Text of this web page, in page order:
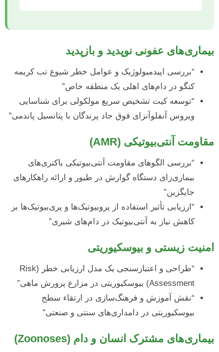
بیماری‌های عفونی نوپدید و بازپدید
“بررسی اپیدمیولوژیک و عوامل خطر شیوع تب کریمه
کنگو در دام‌های اهلی یک منطقه خاص”
“توسعه کیت تشخیص سریع مولکولی برای شناسایی
ویروس آنفلوآنزای فوق حاد پرندگان با پتانسیل پاندمی”
مقاومت آنتی‌بیوتیکی (AMR)
“بررسی الگوهای مقاومت آنتی‌بیوتیکی باکتری‌های
بیماری‌زای دستگاه گوارش در طیور و ارائه راهکارهای
جایگزین”
“ارزیابی تأثیر استفاده از پروبیوتیک‌ها و پری‌بیوتیک‌ها بر
کاهش نیاز به آنتی‌بیوتیک در دام‌های شیری”
امنیت زیستی و بیوسکیوریتی
“طراحی و اعتبارسنجی یک مدل ارزیابی خطر (Risk
Assessment) بیوسکیوریتی در مزارع پرورش ماهی”
“نقش آموزش و فرهنگ‌سازی در ارتقاء سطح
بیوسکیوریتی در دامداری‌های سنتی و صنعتی”
بیماری‌های مشترک انسان و دام (Zoonoses)